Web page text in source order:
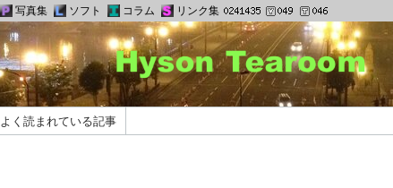
よく読まれている記事
写真集 ソフト コラム リンク集